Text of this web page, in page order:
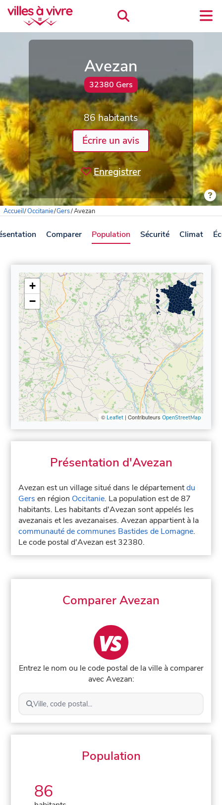
Avezan
32380 Gers
86 habitants
Écrire un avis
Enregistrer
Accueil/Occitanie/Gers/Avezan
Comparer Population Sécurité Climat
+
−
© Leaflet| Contributeurs OpenStreetMap
Présentation d'Avezan
Avezan est un village situé dans le départementdu
Gers en région Occitanie. La population est de 87
habitants. Les habitants d'Avezan sont appelés les
avezanais et les avezanaises. Avezan appartient à la
communauté de communes Bastides de Lomagne.
Le code postal d'Avezan est 32380.
Comparer Avezan
Entrez le nom ou le code postal de la ville à comparer
avec Avezan:
Ville, code postal...
Population
86